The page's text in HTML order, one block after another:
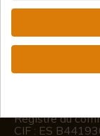
Du lundi au
Registre du
CIF : ES